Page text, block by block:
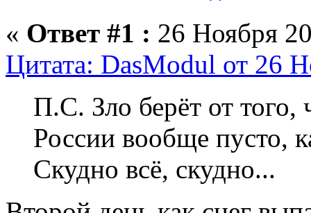
« Ответ #1 : 26 Ноября
Цитата: DasModul от 26
П.С. Зло берёт от того,
России вообще пусто,
Скудно всё, скудно...